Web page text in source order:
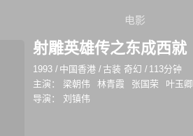
电影
射雕英雄传之东成西就
1993 / 中国香港 / 古装 奇幻 / 113分钟
主演：
梁朝伟 林青霞 张国荣 叶玉卿
导演：
刘镇伟